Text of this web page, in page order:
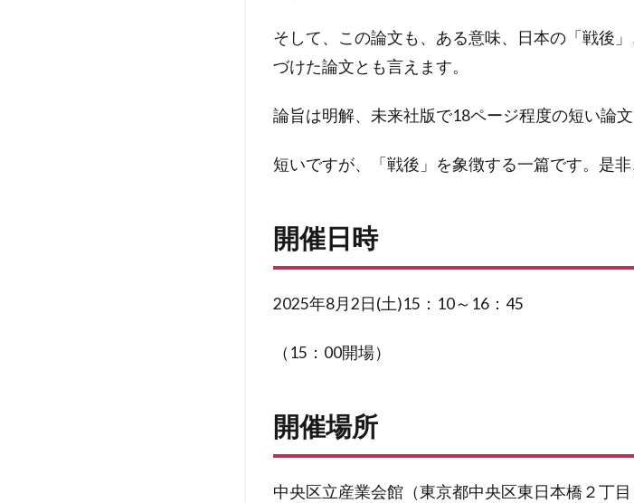
そして、この論文も、ある意味、日本の「戦後
づけた論文とも言えます。
論旨は明解、未来社版で18ページ程度の短い論文
短いですが、「戦後」を象徴する一篇です。是非
開催日時
2025年8月2日(土)15：10～16：45
（15：00開場）
開催場所
中央区立産業会館（東京都中央区東日本橋２丁目